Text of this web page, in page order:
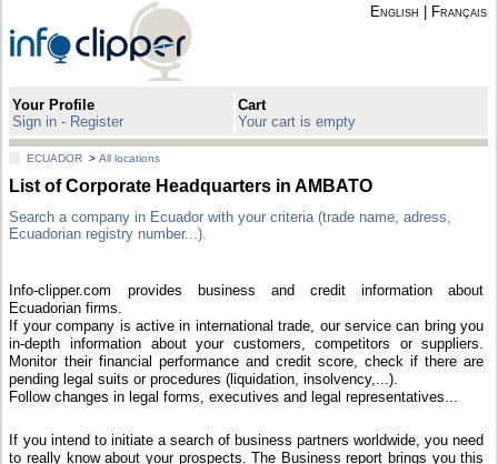
English Français
Your Profile
Sign in - Register
Cart
Your cart is empty
ECUADOR >All locations
List of Corporate Headquarters in AMBATO
Search a company in Ecuador with your criteria (trade name, adress,
Ecuadorian registry number...).
Info-clipper.com provides business and credit information about
Ecuadorian firms.
If your company is active in international trade, our service can bring you
in-depth information about your customers, competitors or suppliers.
Monitor their financial performance and credit score, check if there are
pending legal suits or procedures (liquidation, insolvency,...).
Follow changes in legal forms, executives and legal representatives...
If you intend to initiate a search of business partners worldwide, you need
to really know about your prospects. The Business report brings you this